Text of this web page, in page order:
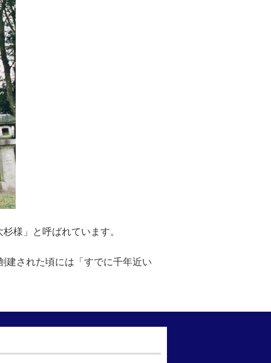
様」と呼ばれています。
建された頃には「すでに千年近い